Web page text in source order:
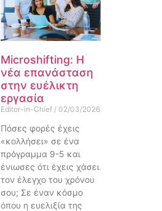
Microshifting: Η
νέα επανάσταση
στην ευέλικτη
εργασία
Editor-in-Chief 02/03/2026
Πόσες φορές έχεις
«κολλήσει» σε ένα
πρόγραμμα 9-5 και
ένιωσες ότι έχεις χάσει
τον έλεγχο του χρόνου
σου; Σε έναν κόσμο
όπου η ευελιξία της